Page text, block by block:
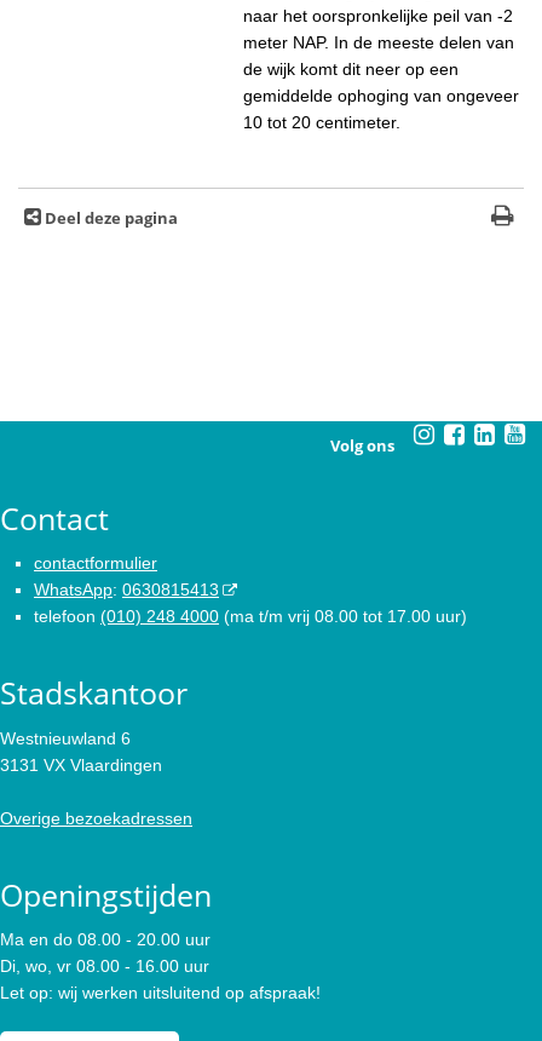
naar het oorspronkelijke peil van -2
meter NAP. In de meeste delen van
de wijk komt dit neer op een
gemiddelde ophoging van ongeveer
10 tot 20 centimeter.
Deel deze pagina
Volg ons
Contact
contactformulier
WhatsApp: 0630815413
telefoon (010) 248 4000 (ma t/m vrij 08.00 tot 17.00 uur)
Stadskantoor
Westnieuwland 6
3131 VX Vlaardingen
Overige bezoekadressen
Openingstijden
Ma en do 08.00 - 20.00 uur
Di, wo, vr 08.00 - 16.00 uur
Let op: wij werken uitsluitend op afspraak!